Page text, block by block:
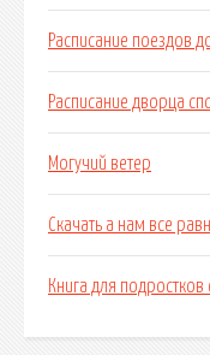
Расписание поездов
Расписание дворца
Могучий ветер
Скачать а нам все
Книга для